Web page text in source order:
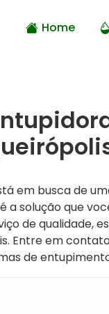
Home
em busca de
a solução que
de qualidade,
Entre em
de